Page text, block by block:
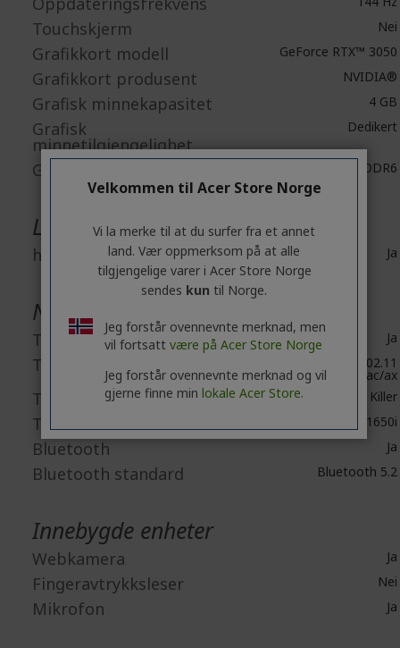
Touchskjerm Nei
Grafikkort modell GeForce RTX™ 3050
Grafikkort produsent NVIDIA®
Grafisk minnekapasitet 4 GB
Grafisk
minnetilgjengelighet
Dedikert
Grafisk minneteknologi GDDR6
Lyd
høytalere Ja
Nettverk & Kommunikasjon
Trådløs LAN Ja
Trådløs LAN standard IEEE 802.11
a/b/g/n/ac/ax
Trådløs LAN produsent Killer
Trådløs LAN modell Wi-Fi 6 AX 1650i
Bluetooth Ja
Bluetooth standard Bluetooth 5.2
Innebygde enheter
Webkamera Ja
Fingeravtrykksleser Nei
Mikrofon Ja
Velkommen til Acer Store Norge
Vi la merke til at du surfer fra et annet
land. Vær oppmerksom på at alle
tilgjengelige varer i Acer Store Norge
sendes kun til Norge.
Jeg forstår ovennevnte merknad, men
vil fortsatt være på Acer Store Norge
Jeg forstår ovennevnte merknad og vil
gjerne finne min lokale Acer Store.